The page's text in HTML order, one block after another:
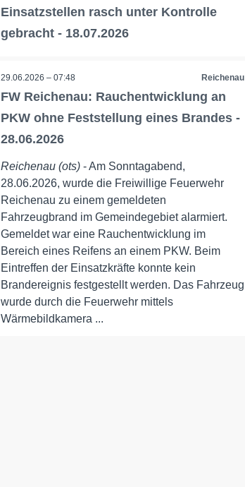
Einsatzstellen rasch unter Kontrolle
gebracht - 18.07.2026
29.06.2026 – 07:48 Reichenau
FW Reichenau: Rauchentwicklung an
PKW ohne Feststellung eines Brandes -
28.06.2026
Reichenau (ots)- Am Sonntagabend,
28.06.2026, wurde die Freiwillige Feuerwehr
Reichenau zu einem gemeldeten
Fahrzeugbrand im Gemeindegebiet alarmiert.
Gemeldet war eine Rauchentwicklung im
Bereich eines Reifens an einem PKW. Beim
Eintreffen der Einsatzkräfte konnte kein
Brandereignis festgestellt werden. Das Fahrzeug
wurde durch die Feuerwehr mittels
Wärmebildkamera ...